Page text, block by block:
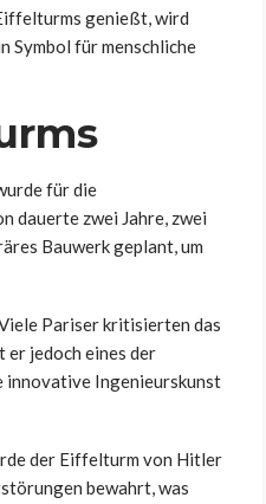
genießt, wird
Symbol für menschliche
für die
dauerte zwei Jahre, zwei
Bauwerk geplant, um
Pariser kritisierten das
er jedoch eines der
innovative Ingenieurskunst
der Eiffelturm von Hitler
bewahrt, was